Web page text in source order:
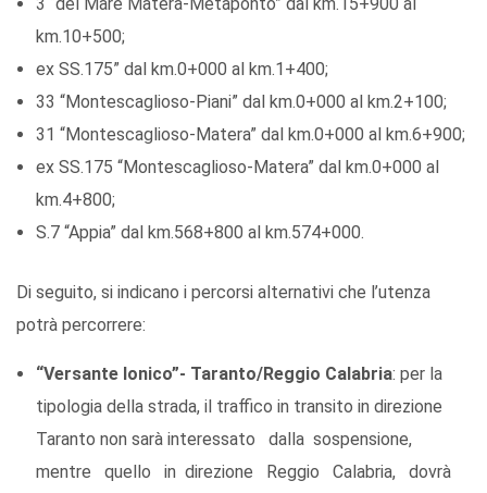
3 “del Mare Matera-Metaponto” dal km.15+900 al
km.10+500;
ex SS.175” dal km.0+000 al km.1+400;
33 “Montescaglioso-Piani” dal km.0+000 al km.2+100;
31 “Montescaglioso-Matera” dal km.0+000 al km.6+900;
ex SS.175 “Montescaglioso-Matera” dal km.0+000 al
km.4+800;
S.7 “Appia” dal km.568+800 al km.574+000.
Di seguito, si indicano i percorsi alternativi che l’utenza
potrà percorrere:
“Versante Ionico”- Taranto/Reggio Calabria: per la
tipologia della strada, il traffico in transito in direzione
Taranto non sarà interessato dalla sospensione,
mentre quello in direzione Reggio Calabria, dovrà